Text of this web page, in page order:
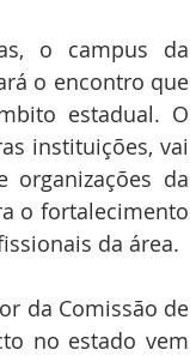
o campus da
o encontro que
estadual. O
instituições, vai
organizações da
o fortalecimento
da área.
da Comissão de
no estado vem